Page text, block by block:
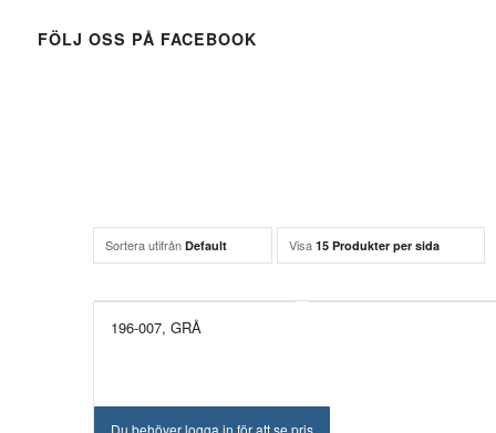
Sortera utifrån Default Visa 15 Produkter per sida
196-007, GRÅ
Du behöver logga in för att se pris
FÖLJ OSS PÅ FACEBOOK